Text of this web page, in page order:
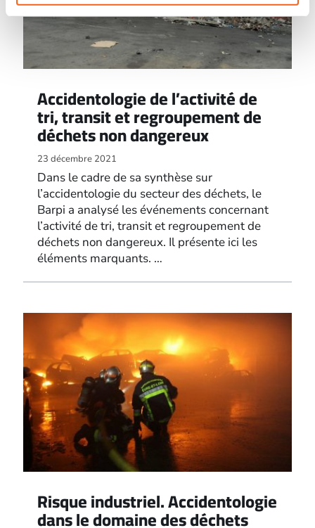
Accidentologie de l’activité de
tri, transit et regroupement de
déchets non dangereux
23 décembre 2021
Dans le cadre de sa synthèse sur
l’accidentologie du secteur des déchets, le
Barpi a analysé les événements concernant
l’activité de tri, transit et regroupement de
déchets non dangereux. Il présente ici les
éléments marquants. …
Risque industriel. Accidentologie
dans le domaine des déchets